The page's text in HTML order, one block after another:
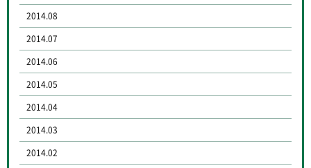
2014.08
2014.07
2014.06
2014.05
2014.04
2014.03
2014.02